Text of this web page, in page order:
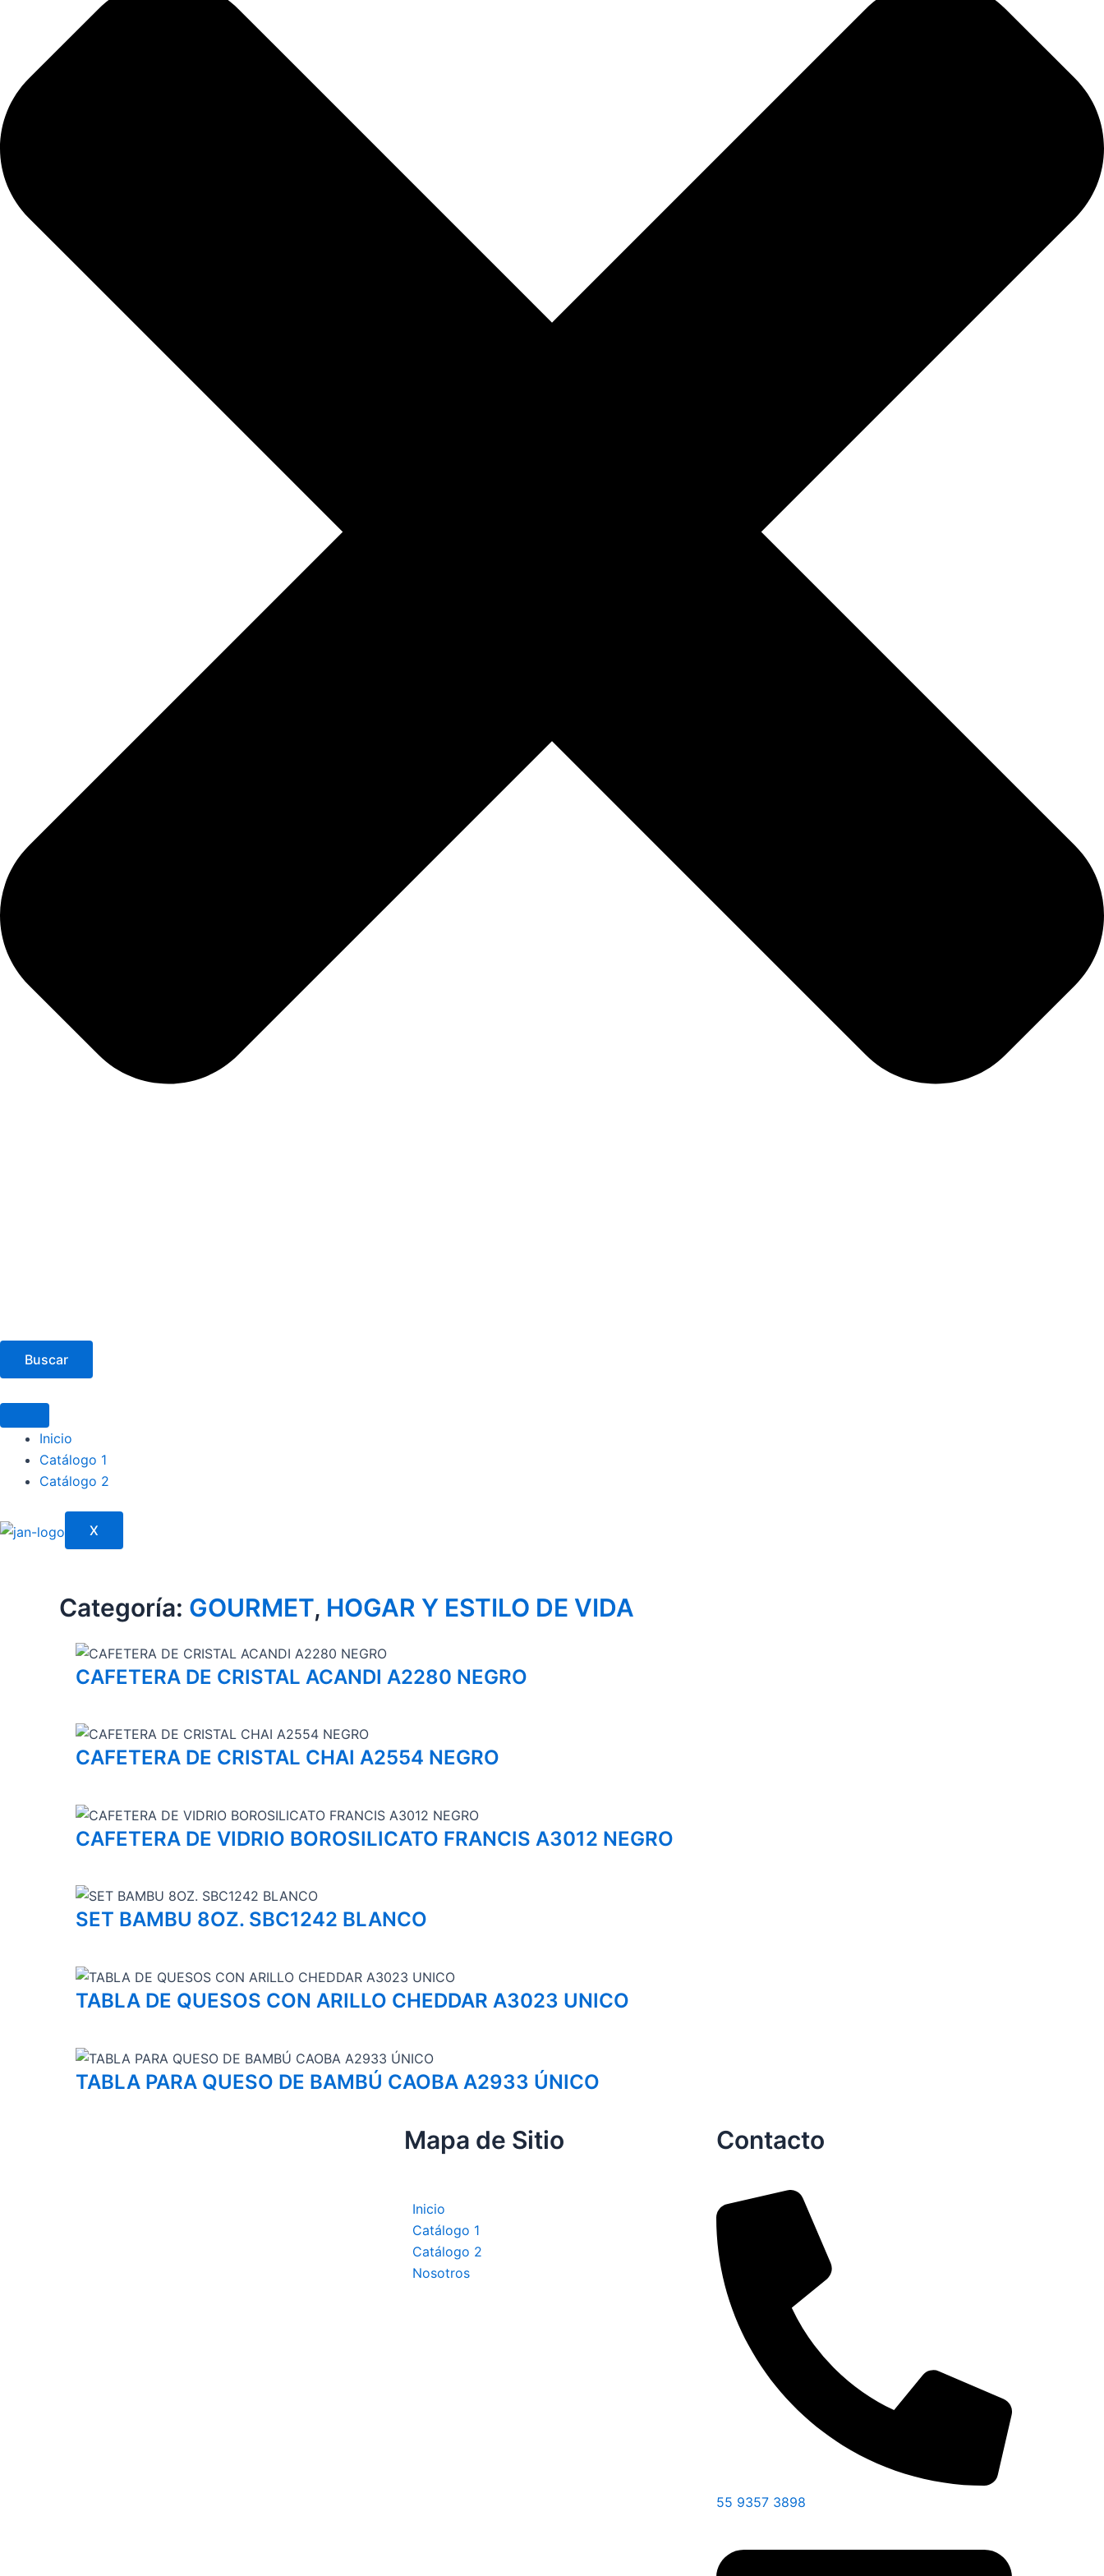
Buscar
Inicio
Catálogo 1
Catálogo 2
X
Categoría: GOURMET, HOGAR Y ESTILO DE VIDA
CAFETERA DE CRISTAL ACANDI A2280 NEGRO
CAFETERA DE CRISTAL CHAI A2554 NEGRO
CAFETERA DE VIDRIO BOROSILICATO FRANCIS A3012 NEGRO
SET BAMBU 8OZ. SBC1242 BLANCO
TABLA DE QUESOS CON ARILLO CHEDDAR A3023 UNICO
TABLA PARA QUESO DE BAMBÚ CAOBA A2933 ÚNICO
Mapa de Sitio
Inicio
Catálogo 1
Catálogo 2
Nosotros
Contacto
55 9357 3898